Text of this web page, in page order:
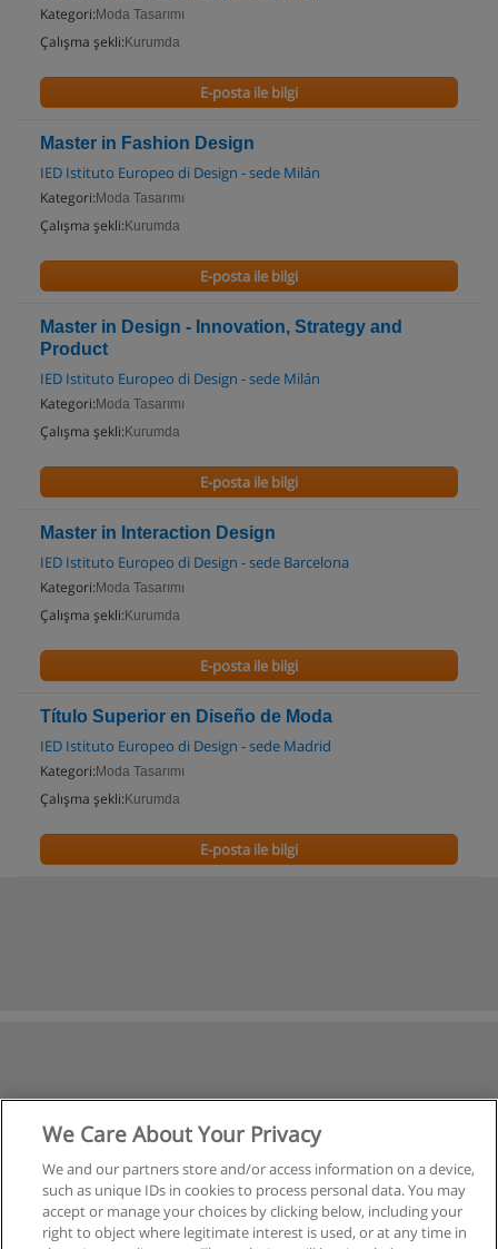
Kategori: Moda Tasarımı
Çalışma şekli: Kurumda
E-posta ile bilgi
Master in Fashion Design
IED Istituto Europeo di Design - sede Milán
Kategori: Moda Tasarımı
Çalışma şekli: Kurumda
E-posta ile bilgi
Master in Design - Innovation, Strategy and
Product
IED Istituto Europeo di Design - sede Milán
Kategori: Moda Tasarımı
Çalışma şekli: Kurumda
E-posta ile bilgi
Master in Interaction Design
IED Istituto Europeo di Design - sede Barcelona
Kategori: Moda Tasarımı
Çalışma şekli: Kurumda
E-posta ile bilgi
Título Superior en Diseño de Moda
IED Istituto Europeo di Design - sede Madrid
Kategori: Moda Tasarımı
Çalışma şekli: Kurumda
E-posta ile bilgi
We Care About Your Privacy
We and our partners store and/or access information on a device,
such as unique IDs in cookies to process personal data. You may
accept or manage your choices by clicking below, including your
right to object where legitimate interest is used, or at any time in